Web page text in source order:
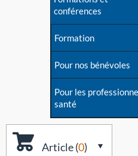
conférences
Formation
Pour nos bénévoles
Pour les
santé
Article (0)